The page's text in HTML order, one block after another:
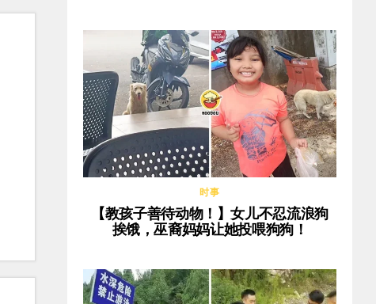
时事
【教孩子善待动物！】女儿不忍流浪狗
挨饿，巫裔妈妈让她投喂狗狗！